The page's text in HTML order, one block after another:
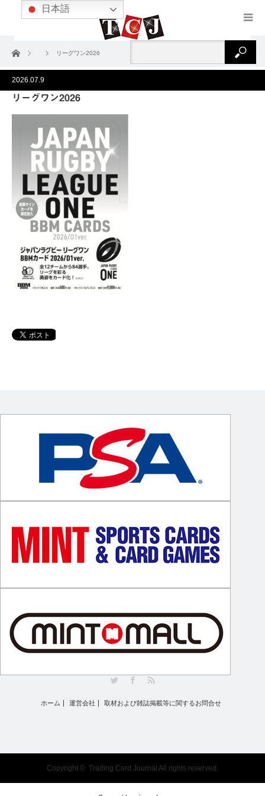
ホーム リーグワン2026
2026.07.9
リーグワン2026
ホーム 運営会社 取材および雑誌掲載等に関するお問合せ
Copyright © Trading Card Journal All rights reserved.
日本語